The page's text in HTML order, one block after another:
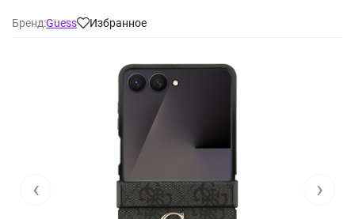
Бренд:Guess Избранное
‹ ›